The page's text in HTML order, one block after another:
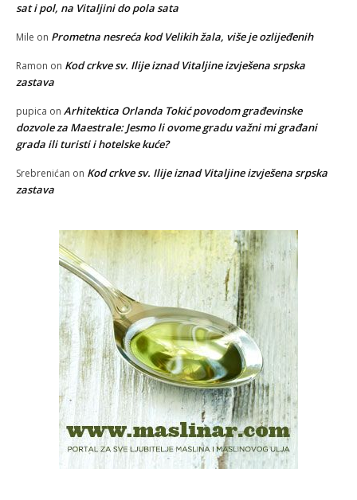
sat i pol, na Vitaljini do pola sata
Mile on Prometna nesreća kod Velikih žala, više je ozlijeđenih
Ramon on Kod crkve sv. Ilije iznad Vitaljine izvješena srpska
zastava
pupica on Arhitektica Orlanda Tokić povodom građevinske
dozvole za Maestrale: Jesmo li ovome gradu važni mi građani
grada ili turisti i hotelske kuće?
Srebrenićan on Kod crkve sv. Ilije iznad Vitaljine izvješena srpska
zastava